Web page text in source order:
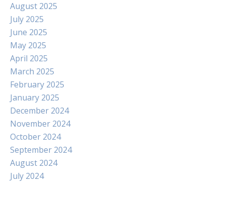
August 2025
July 2025
June 2025
May 2025
April 2025
March 2025
February 2025
January 2025
December 2024
November 2024
October 2024
September 2024
August 2024
July 2024